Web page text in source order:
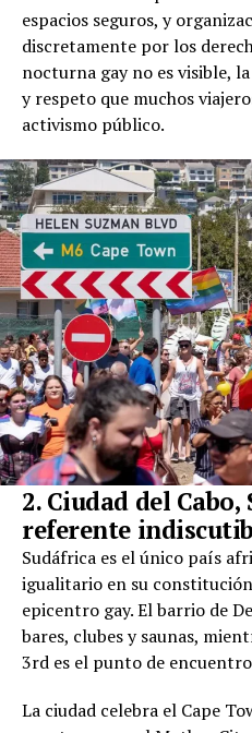
espacios seguros, y
discretamente por los
nocturna gay no es visible,
y respeto que muchos
activismo público.
2. Ciudad del
referente
Sudáfrica es el único país
igualitario en su
epicentro gay. El barrio de
bares, clubes y saunas,
3rd es el punto de
La ciudad celebra el Cape